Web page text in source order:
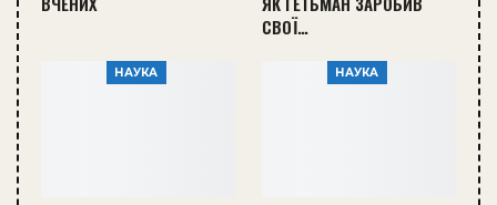
СВОЇ…
НАУКА НАУКА